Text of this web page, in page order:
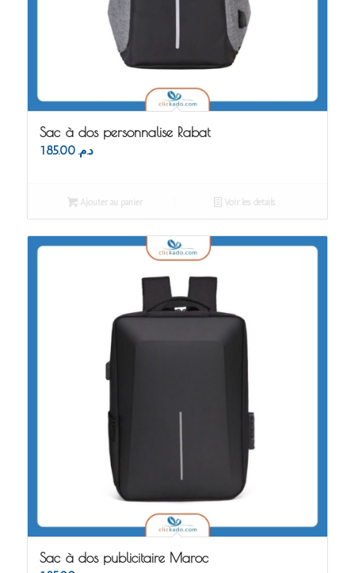
Sac à dos personnalise Rabat
د.م. 185.00
Ajouter au panier Voir les détails
Sac à dos publicitaire Maroc